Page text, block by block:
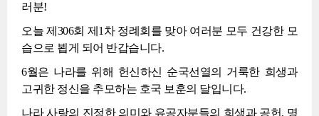
러분!
오늘 제306회 제1차 정례회를 맞아 여러분 모두 건강한 모
습으로 뵙게 되어 반갑습니다.
6월은 나라를 위해 헌신하신 순국선열의 거룩한 희생과
고귀한 정신을 추모하는 호국 보훈의 달입니다.
나라 사랑의 진정한 의미와 유공자분들의 희생과 공헌, 명